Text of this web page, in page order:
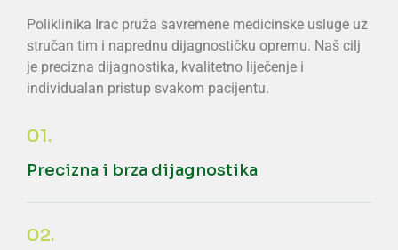
Poliklinika Irac pruža savremene medicinske usluge uz
stručan tim i naprednu dijagnostičku opremu. Naš cilj
je precizna dijagnostika, kvalitetno liječenje i
individualan pristup svakom pacijentu.
01.
Precizna i brza dijagnostika
02.